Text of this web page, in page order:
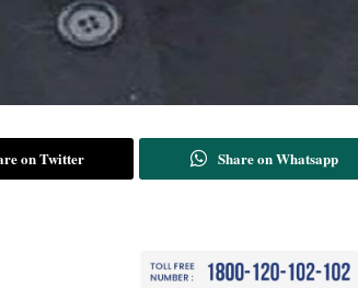
on Twitter Share on Whatsapp